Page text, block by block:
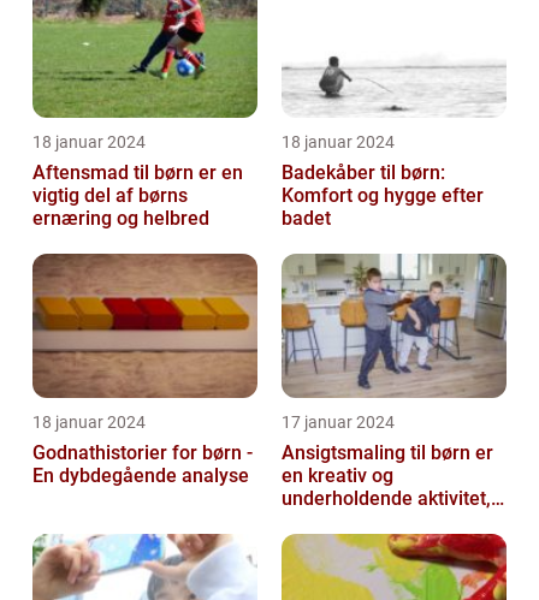
18 januar 2024
Aftensmad til børn er en
vigtig del af børns
ernæring og helbred
18 januar 2024
Badekåber til børn:
Komfort og hygge efter
badet
18 januar 2024
Godnathistorier for børn -
En dybdegående analyse
17 januar 2024
Ansigtsmaling til børn er
en kreativ og
underholdende aktivitet,
årtier